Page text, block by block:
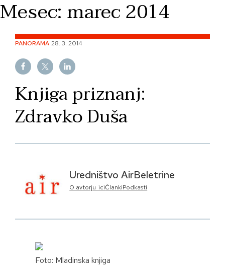
Skip
to
Mesec: marec 2014
PANORAMA 28. 3. 2014
Knjiga priznanj:
Zdravko Duša
Uredništvo AirBeletrine
O avtorju_iciČlankiPodkasti
Foto: Mladinska knjiga